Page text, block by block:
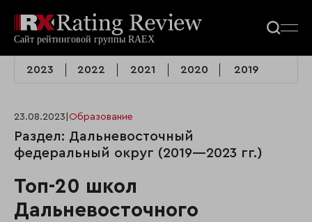
2023 2022 2021 2020 2019
23.08.2023 Образование
Раздел: Дальневосточный
федеральный округ (2019—2023 гг.)
Топ-20 школ
Дальневосточного